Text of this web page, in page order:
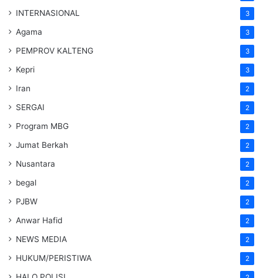
INTERNASIONAL 3
Agama 3
PEMPROV KALTENG 3
Kepri 3
Iran 2
SERGAI 2
Program MBG 2
Jumat Berkah 2
Nusantara 2
begal 2
PJBW 2
Anwar Hafid 2
NEWS MEDIA 2
HUKUM/PERISTIWA 2